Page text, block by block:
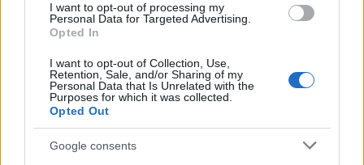
I want to opt-out of processing my
Personal Data for Targeted Advertising.
Opted In
I want to opt-out of Collection, Use,
Retention, Sale, and/or Sharing of my
Personal Data that Is Unrelated with the
Purposes for which it was collected.
Opted Out
Google consents